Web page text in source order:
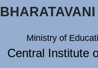
BHARATAVANI
Ministry of
Central Institute